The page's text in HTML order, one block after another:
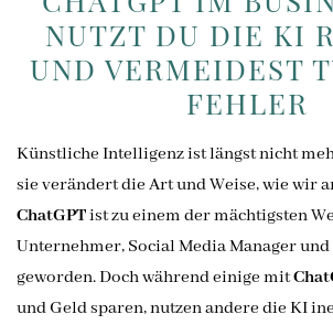
NUTZT DU DIE KI
UND VERMEIDEST
FEHLER
Künstliche Intelligenz ist längst nicht
sie verändert die Art und Weise, wie wir
ChatGPTist zu einem der mächtigsten
Unternehmer, Social Media Manager
geworden. Doch während einige mit
und Geld sparen, nutzen andere die KI